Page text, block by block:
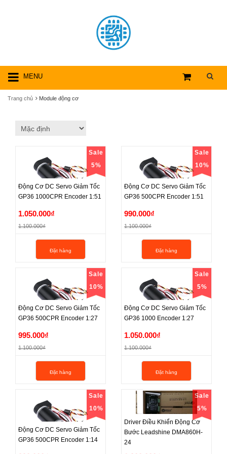
MENU
Trang chủ Module động cơ
Sale
5%
Động Cơ DC Servo Giảm Tốc
GP36 1000CPR Encoder 1:51
Động Cơ DC Servo Giảm Tốc
GP36 1000CPR Encoder 1:51
1.050.000₫
1.100.000₫
Đặt hàng
Sale
10%
Động Cơ DC Servo Giảm Tốc
GP36 500CPR Encoder 1:51
Động Cơ DC Servo Giảm Tốc
GP36 500CPR Encoder 1:51
990.000₫
1.100.000₫
Đặt hàng
Sale
10%
Động Cơ DC Servo Giảm Tốc
GP36 500CPR Encoder 1:27
Động Cơ DC Servo Giảm Tốc
GP36 500CPR Encoder 1:27
995.000₫
1.100.000₫
Đặt hàng
Sale
5%
Động Cơ DC Servo Giảm Tốc
GP36 1000 Encoder 1:27
Động Cơ DC Servo Giảm Tốc
GP36 1000 Encoder 1:27
1.050.000₫
1.100.000₫
Đặt hàng
Sale
10%
Động Cơ DC Servo Giảm Tốc
Động Cơ DC Servo Giảm Tốc
GP36 500CPR Encoder 1:14
Sale
5%
Driver Điều Khiển Động Cơ
Driver Điều Khiển Động Cơ
Bước Leadshine DMA860H-
24